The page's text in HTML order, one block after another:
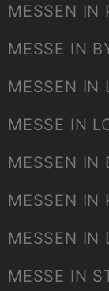
MESSEN IN
MESSE IN
MESSEN IN
MESSE IN
MESSEN IN
MESSEN IN
MESSEN IN
MESSE IN